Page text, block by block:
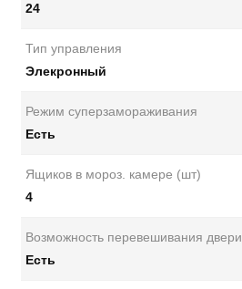
24
Тип управления
Элекронный
Режим суперзамораживания
Есть
Ящиков в мороз. камере (шт)
4
Возможность перевешивания двери
Есть